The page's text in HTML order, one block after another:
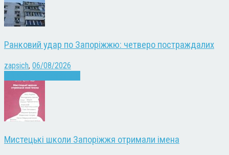
Ранковий удар по Запоріжжю: четверо постраждалих
zapsich, 06/08/2026
Мистецькі школи Запоріжжя отримали імена